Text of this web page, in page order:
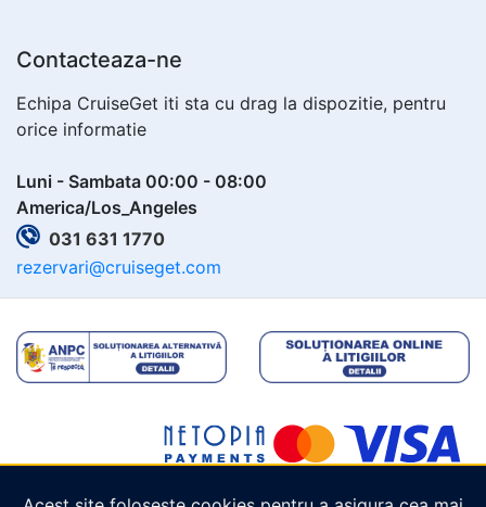
Contacteaza-ne
Echipa CruiseGet iti sta cu drag la dispozitie, pentru
orice informatie
Luni - Sambata 00:00 - 08:00
America/Los_Angeles
031 631 1770
rezervari@cruiseget.com